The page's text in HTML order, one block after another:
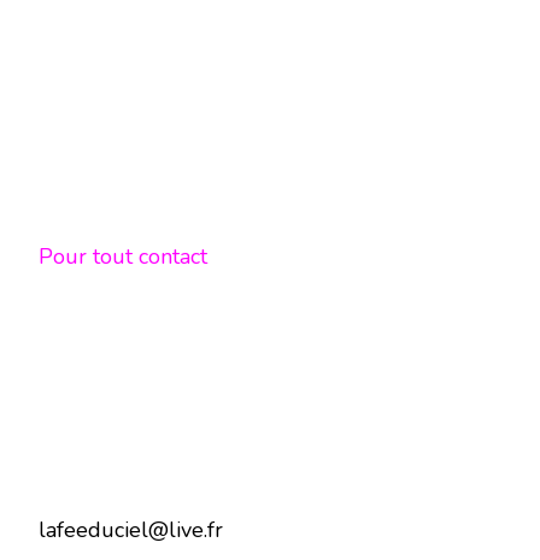
Pour tout contact
lafeeduciel@live.fr